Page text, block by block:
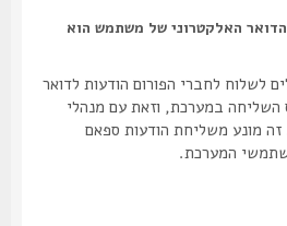
האלקטרוני של משתמש הוא
לחברי הפורום הודעות לדואר
במערכת, וזאת עם מנהלי
משליחת הודעות ספאם
המערכת.